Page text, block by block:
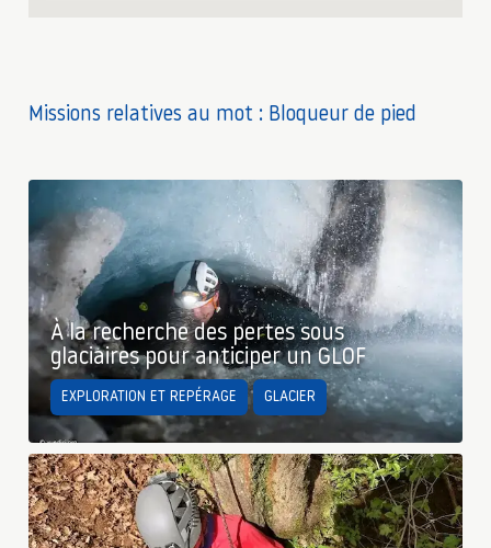
Missions relatives au mot : Bloqueur de pied
À la recherche des pertes sous
glaciaires pour anticiper un GLOF
EXPLORATION ET REPÉRAGE GLACIER